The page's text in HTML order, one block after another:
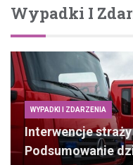
Wypadki I
WYPADKI I ZDARZENIA
Interwencje
Podsumowanie